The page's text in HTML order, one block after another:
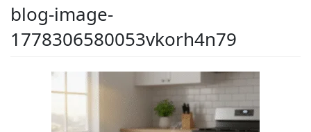
blog-image-
1778306580053vkorh4n79